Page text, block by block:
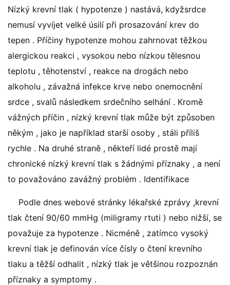
Nízký krevní tlak ( hypotenze ) nastává, kdyžsrdce
nemusí vyvíjet velké úsilí při prosazování krev do
tepen . Příčiny hypotenze mohou zahrnovat těžkou
alergickou reakci , vysokou nebo nízkou tělesnou
teplotu , těhotenství , reakce na drogách nebo
alkoholu , závažná infekce krve nebo onemocnění
srdce , svalů následkem srdečního selhání . Kromě
vážných příčin , nízký krevní tlak může být způsoben
někým , jako je například starší osoby , stáli příliš
rychle . Na druhé straně , někteří lidé prostě mají
chronické nízký krevní tlak s žádnými příznaky , a není
to považováno zavážný problém . Identifikace
Podle dnes webové stránky lékařské zprávy ,krevní
tlak čtení 90/60 mmHg (miligramy rtuti ) nebo nižší, se
považuje za hypotenze . Nicméně , zatímco vysoký
krevní tlak je definován více čísly o čtení krevního
tlaku a těžší odhalit , nízký tlak je většinou rozpoznán
příznaky a symptomy .